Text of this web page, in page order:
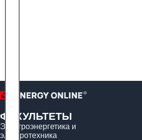
ФАКУЛЬТЕТЫ
Электроэнергетика и
электротехника